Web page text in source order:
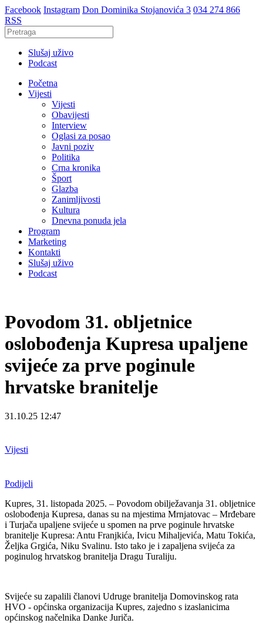
Facebook Instagram Don Dominika Stojanovića 3 034 274 866
RSS
Slušaj uživo
Podcast
Početna
Vijesti
Vijesti
Obavijesti
Interview
Oglasi za posao
Javni poziv
Politika
Crna kronika
Šport
Glazba
Zanimljivosti
Kultura
Dnevna ponuda jela
Program
Marketing
Kontakti
Slušaj uživo
Podcast
Povodom 31. obljetnice
oslobođenja Kupresa upaljene
svijeće za prve poginule
hrvatske branitelje
31.10.25 12:47
Vijesti
Podijeli
Kupres, 31. listopada 2025. – Povodom obilježavanja 31. obljetnice
oslobođenja Kupresa, danas su na mjestima Mrnjatovac – Mrđebare
i Turjača upaljene svijeće u spomen na prve poginule hrvatske
branitelje Kupresa: Antu Franjkića, Ivicu Mihaljevića, Matu Tokića,
Željka Grgića, Niku Svalinu. Isto tako je i zapaljena svijeća za
poginulog hrvatskog branitelja Dragu Turaliju.
Svijeće su zapalili članovi Udruge branitelja Domovinskog rata
HVO - općinska organizacija Kupres, zajedno s izaslanicima
općinskog načelnika Danke Juriča.